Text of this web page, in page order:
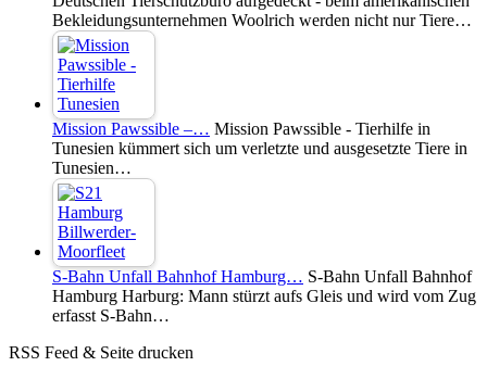
Bekleidungsunternehmen Woolrich werden nicht nur Tiere…
Mission Pawssible –… Mission Pawssible - Tierhilfe in
Tunesien kümmert sich um verletzte und ausgesetzte Tiere in
Tunesien…
S-Bahn Unfall Bahnhof Hamburg… S-Bahn Unfall Bahnhof
Hamburg Harburg: Mann stürzt aufs Gleis und wird vom Zug
erfasst S-Bahn…
RSS Feed & Seite drucken